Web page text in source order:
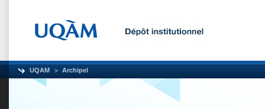
UQAM Archipel